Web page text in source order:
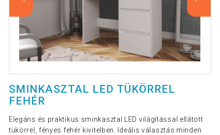
SMINKASZTAL LED TÜKÖRREL
FEHÉR
Elegáns és praktikus sminkasztal LED világítással ellátott
tükörrel, fényes fehér kivitelben. Ideális választás minden